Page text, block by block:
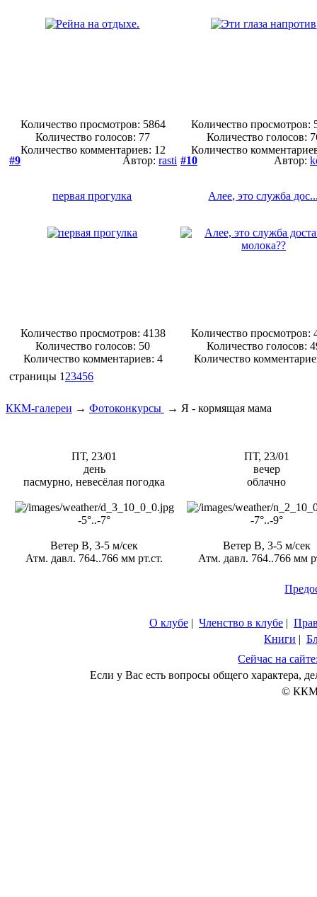
Количество просмотров: 5864
Количество голосов: 77
Количество комментариев: 12
Количество просмотров:
Количество голосов:
Количество
#9
Автор: rasti
первая прогулка
Количество просмотров: 4138
Количество голосов: 50
Количество комментариев: 4
#10 Автор:
Алее, это служба
Количество просмотров:
Количество голосов:
Количество
страницы 1 23456
ККМ-галереи → Фотоконкурсы → Я - кормящая мама
ПТ, 23/01
день
пасмурно, невесёлая погодка
-5°..-7°
Ветер В, 3-5 м/сек
Атм. давл. 764..766 мм рт.ст.
ПТ, 23/01
вечер
облачно
-7°..-9°
Ветер В, 3-5 м/сек
Атм. давл. 764..766 мм
О клубе | Членство в клубе |
Книги |
Сейчас на
Если у Вас есть вопросы общего характера,
© ККМ